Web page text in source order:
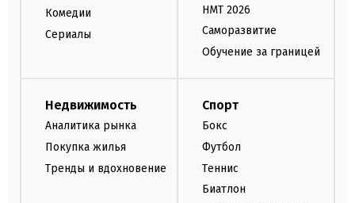
Комедии
Сериалы
НМТ 2026
Саморазвитие
Обучение за границей
Недвижимость
Аналитика рынка
Покупка жилья
Тренды и вдохновение
Спорт
Бокс
Футбол
Теннис
Биатлон